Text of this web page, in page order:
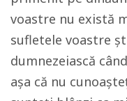
voastre nu există
sufletele voastre
dumnezeiască
aşa că nu